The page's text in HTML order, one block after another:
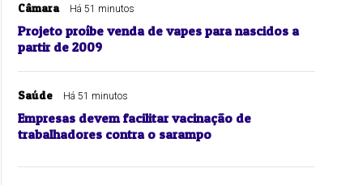
Câmara Há 51 minutos
Projeto proíbe venda de vapes para nascidos a
partir de 2009
Saúde Há 51 minutos
Empresas devem facilitar vacinação de
trabalhadores contra o sarampo